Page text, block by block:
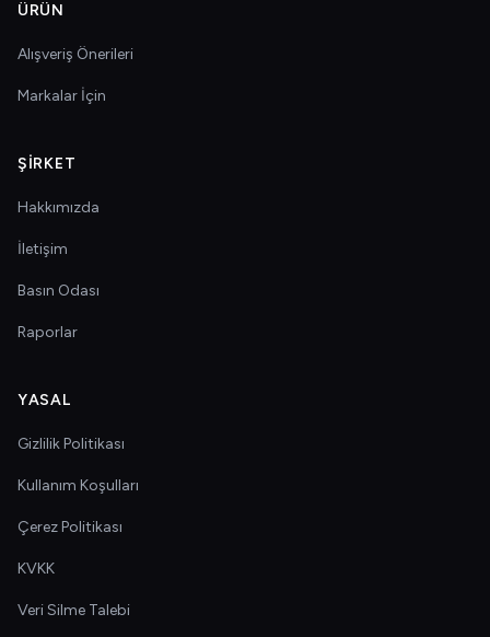
ÜRÜN
Alışveriş Önerileri
Markalar İçin
ŞIRKET
Hakkımızda
İletişim
Basın Odası
Raporlar
YASAL
Gizlilik Politikası
Kullanım Koşulları
Çerez Politikası
KVKK
Veri Silme Talebi